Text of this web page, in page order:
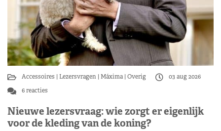
Accessoires Lezersvragen Máxima Overig
03 aug 2026
6 reacties
Nieuwe lezersvraag: wie zorgt er eigenlijk
voor de kleding van de koning?